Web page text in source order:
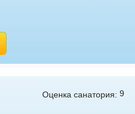
Оценка санатория: 9